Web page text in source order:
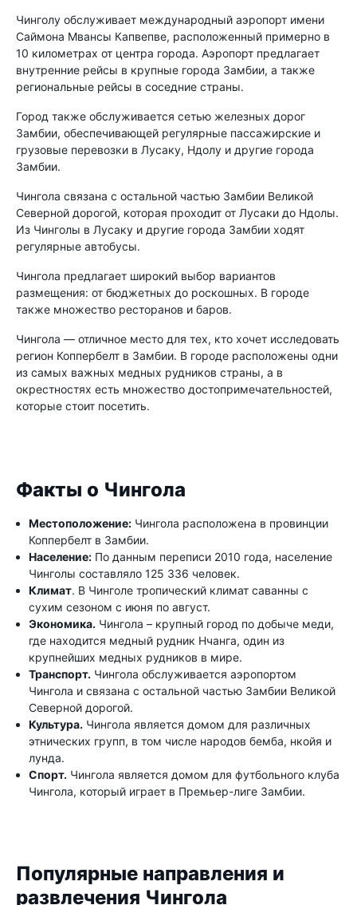
Чинголу обслуживает международный аэропорт имени
Саймона Мвансы Капвепве, расположенный примерно в
10 километрах от центра города. Аэропорт предлагает
внутренние рейсы в крупные города Замбии, а также
региональные рейсы в соседние страны.
Город также обслуживается сетью железных дорог
Замбии, обеспечивающей регулярные пассажирские и
грузовые перевозки в Лусаку, Ндолу и другие города
Замбии.
Чингола связана с остальной частью Замбии Великой
Северной дорогой, которая проходит от Лусаки до Ндолы.
Из Чинголы в Лусаку и другие города Замбии ходят
регулярные автобусы.
Чингола предлагает широкий выбор вариантов
размещения: от бюджетных до роскошных. В городе
также множество ресторанов и баров.
Чингола — отличное место для тех, кто хочет исследовать
регион Коппербелт в Замбии. В городе расположены одни
из самых важных медных рудников страны, а в
окрестностях есть множество достопримечательностей,
которые стоит посетить.
Факты о Чингола
Местоположение: Чингола расположена в провинции
Коппербелт в Замбии.
Население: По данным переписи 2010 года, население
Чинголы составляло 125 336 человек.
Климат. В Чинголе тропический климат саванны с
сухим сезоном с июня по август.
Экономика. Чингола – крупный город по добыче меди,
где находится медный рудник Нчанга, один из
крупнейших медных рудников в мире.
Транспорт. Чингола обслуживается аэропортом
Чингола и связана с остальной частью Замбии Великой
Северной дорогой.
Культура. Чингола является домом для различных
этнических групп, в том числе народов бемба, нкойя и
лунда.
Спорт. Чингола является домом для футбольного клуба
Чингола, который играет в Премьер-лиге Замбии.
Популярные направления и
развлечения Чингола